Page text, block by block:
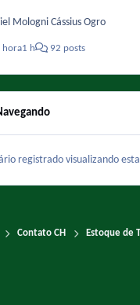
Daniel Mologni Cássius Ogro
hora1 h 92 posts
registrado visualizando
Contato CH Estoque de